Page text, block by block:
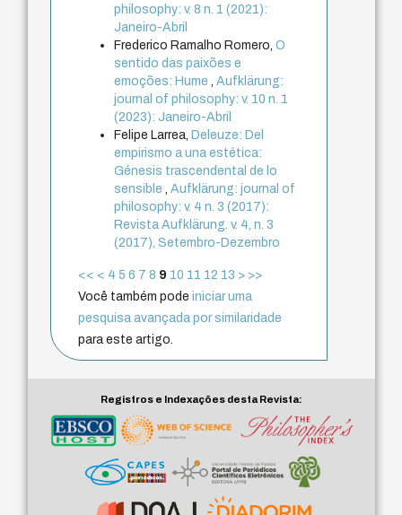
philosophy: v. 8 n. 1 (2021):
Janeiro-Abril
Frederico Ramalho Romero,O
sentido das paixões e
emoções: Hume,Aufklärung:
journal of philosophy: v. 10 n. 1
(2023): Janeiro-Abril
Felipe Larrea, Deleuze: Del
empirismo a una estética:
Génesis trascendental de lo
sensible,Aufklärung: journal of
philosophy: v. 4 n. 3 (2017):
Revista Aufklärung. v. 4, n. 3
(2017), Setembro-Dezembro
<< < 4 5 6 7 8 9 10 11 12 13 > >>
Você também podeiniciar uma
pesquisa avançada por similaridade
para este artigo.
Registros e Indexações desta Revista: